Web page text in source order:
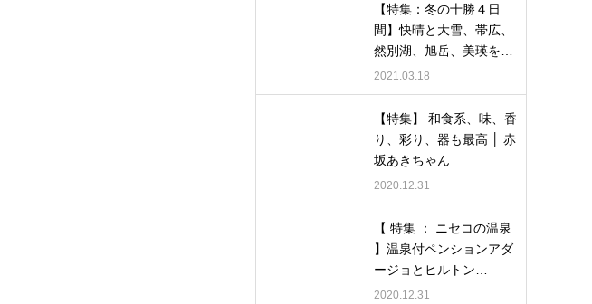
【特集：冬の十勝４日
間】快晴と大雪、帯広、
然別湖、旭岳、美瑛を…
2021.03.18
【特集】 和食系、味、香
り、彩り、器も最高 │ 赤
坂あきちゃん
2020.12.31
【 特集 ： ニセコの温泉
】温泉付ペンションアダ
ージョとヒルトン…
2020.12.31